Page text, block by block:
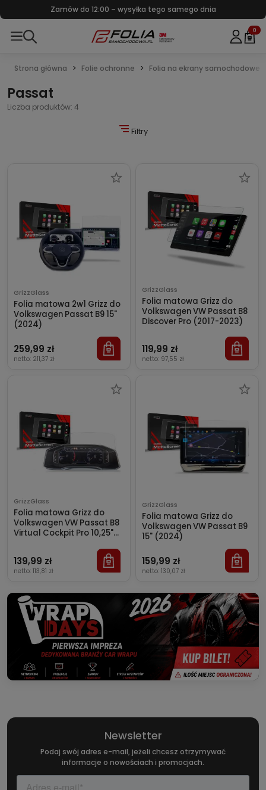
Zamów do 12:00 – wysyłka tego samego dnia
0
Strona główna Folie ochronne Folia na ekrany samochodowe
Passat
Liczba produktów: 4
Filtry
GrizzGlass
Folia matowa 2w1 Grizz do
Volkswagen Passat B9 15"
(2024)
259,99 zł
netto: 211,37 zł
GrizzGlass
Folia matowa Grizz do
Volkswagen VW Passat B8
Discover Pro (2017-2023)
119,99 zł
netto: 97,55 zł
GrizzGlass
Folia matowa Grizz do
Volkswagen VW Passat B8
Virtual Cockpit Pro 10,25"
139,99 zł
netto: 113,81 zł
GrizzGlass
Folia matowa Grizz do
Volkswagen VW Passat B9
15" (2024)
159,99 zł
netto: 130,07 zł
Newsletter
Podaj swój adres e-mail, jeżeli chcesz otrzymywać
informacje o nowościach i promocjach.